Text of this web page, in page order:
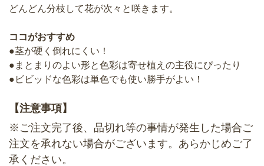
どんどん分枝して花が次々と咲きます。
ココがおすすめ
●茎が硬く倒れにくい！
●まとまりのよい形と色彩は寄せ植えの主役にぴったり
●ビビッドな色彩は単色でも使い勝手がよい！
【注意事項】
※ご注文完了後、品切れ等の事情が発生した場合ご
注文を承れない場合がございます。あらかじめご了
承ください。